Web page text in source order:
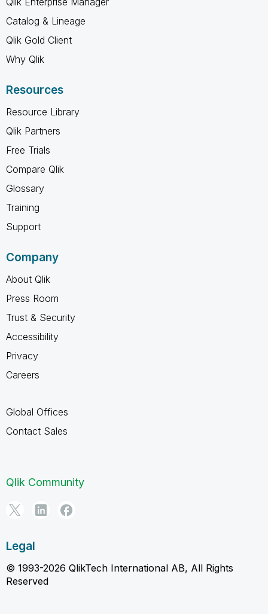
Catalog & Lineage
Qlik Gold Client
Why Qlik
Resources
Resource Library
Qlik Partners
Free Trials
Compare Qlik
Glossary
Training
Support
Company
About Qlik
Press Room
Trust & Security
Accessibility
Privacy
Careers
Global Offices
Contact Sales
Qlik Community
Legal
© 1993-2026 QlikTech International AB, All Rights
Reserved